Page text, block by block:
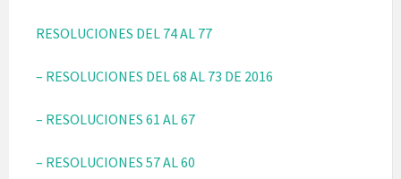
RESOLUCIONES DEL 74 AL 77
– RESOLUCIONES DEL 68 AL 73 DE 2016
– RESOLUCIONES 61 AL 67
– RESOLUCIONES 57 AL 60